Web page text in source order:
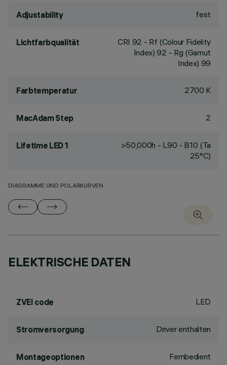
Adjustability fest
Lichtfarbqualität CRI 92 - Rf (Colour Fidelity
Index) 92 - Rg (Gamut
Index) 99
Farbtemperatur 2700 K
MacAdam Step 2
Lifetime LED 1
>50,000h - L90 - B10 (Ta
25°C)
DIAGRAMME UND POLARKURVEN
ELEKTRISCHE DATEN
ZVEI code LED
Stromversorgung Driver enthalten
Montageoptionen Fernbedient